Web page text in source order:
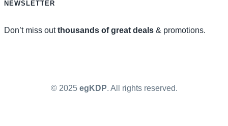
NEWSLETTER
Don’t miss outthousands of great deals & promotions.
© 2025 egKDP. All rights reserved.